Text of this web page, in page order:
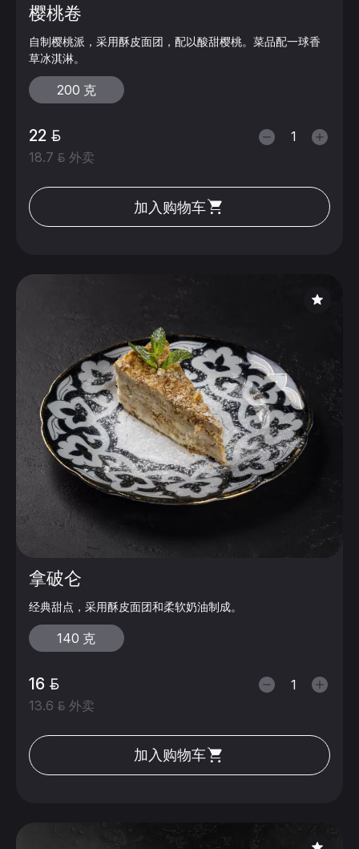
樱桃卷
自制樱桃派，采用酥皮面团，配以酸甜樱桃。菜品配一球香
草冰淇淋。
200 克
22
18.7 外卖
加入购物车
拿破仑
经典甜点，采用酥皮面团和柔软奶油制成。
140 克
16
13.6 外卖
加入购物车